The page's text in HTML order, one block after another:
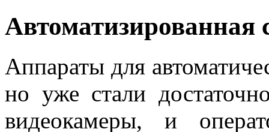
Автоматизированная
Аппараты для
но уже стали
видеокамеры, и